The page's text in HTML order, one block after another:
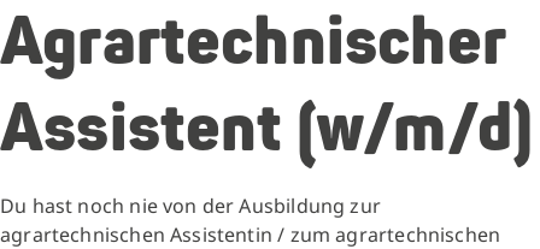
Agrartechnischer
Assistent (w/m/d)
Du hast noch nie von der Ausbildung zur
agrartechnischen Assistentin / zum agrartechnischen